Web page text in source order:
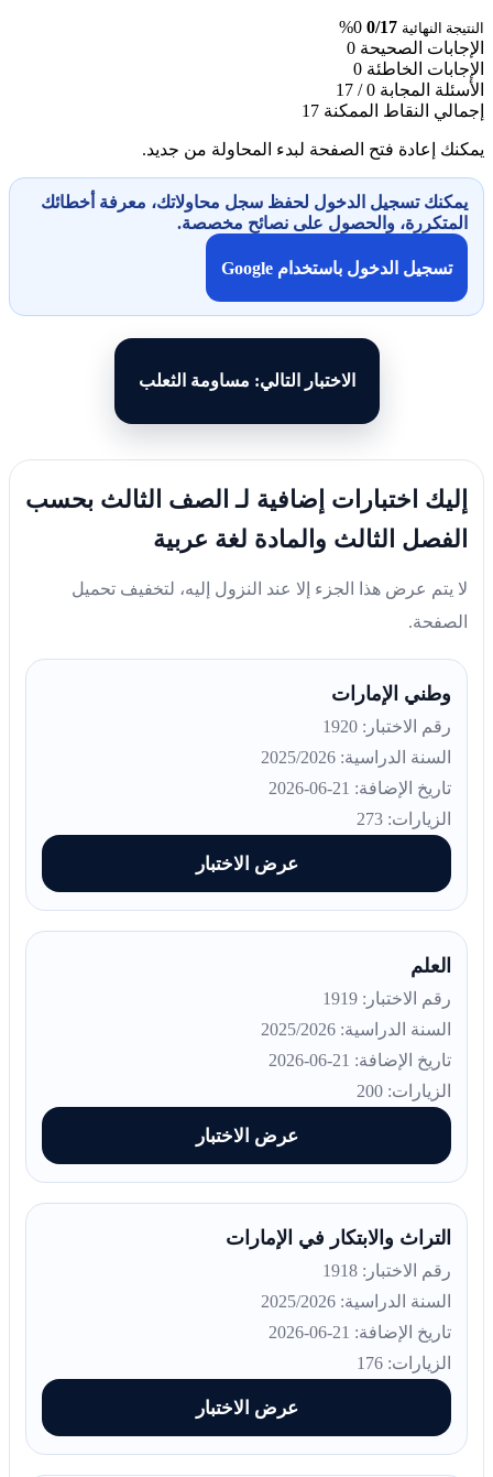
النتيجة النهائية 0/17
0%
الإجابات الصحيحة 0
الإجابات الخاطئة 0
الأسئلة المجابة 0 / 17
إجمالي النقاط الممكنة 17
يمكنك إعادة فتح الصفحة لبدء المحاولة من جديد.
يمكنك تسجيل الدخول لحفظ سجل محاولاتك، معرفة أخطائك
المتكررة، والحصول على نصائح مخصصة.
تسجيل الدخول باستخدام Google
الاختبار التالي: مساومة الثعلب
إليك اختبارات إضافية لـ الصف الثالث بحسب
الفصل الثالث والمادة لغة عربية
لا يتم عرض هذا الجزء إلا عند النزول إليه، لتخفيف تحميل
الصفحة.
وطني الإمارات
رقم الاختبار: 1920
السنة الدراسية: 2025/2026
تاريخ الإضافة: 21-06-2026
الزيارات: 273
عرض الاختبار
العلم
رقم الاختبار: 1919
السنة الدراسية: 2025/2026
تاريخ الإضافة: 21-06-2026
الزيارات: 200
عرض الاختبار
التراث والابتكار في الإمارات
رقم الاختبار: 1918
السنة الدراسية: 2025/2026
تاريخ الإضافة: 21-06-2026
الزيارات: 176
عرض الاختبار